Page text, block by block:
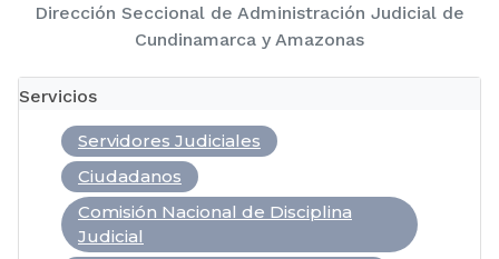
Dirección Seccional de Administración Judicial de
Cundinamarca y Amazonas
Servicios
Ciudadanos
Comisión Nacional de Disciplina
Judicial
Servidores Judiciales